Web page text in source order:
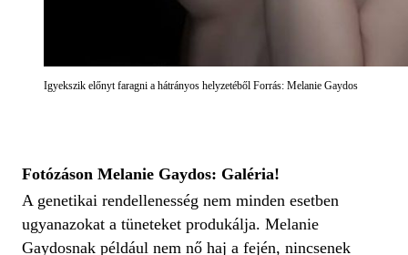
Igyekszik előnyt faragni a hátrányos helyzetéből Forrás: Melanie Gaydos
Fotózáson Melanie Gaydos: Galéria!
A genetikai rendellenesség nem minden esetben
ugyanazokat a tüneteket produkálja. Melanie
Gaydosnak például nem nő haj a fején, nincsenek